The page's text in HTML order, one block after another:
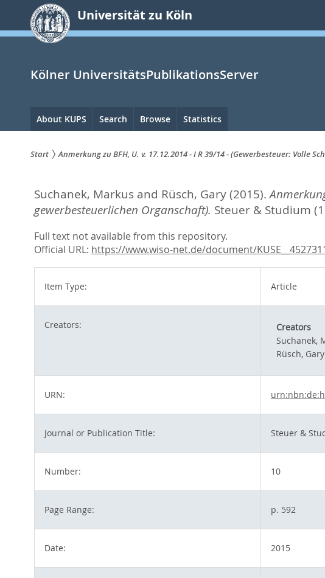
springen
Universität zu Köln
Kölner UniversitätsPublikationsServer
Hauptnavigation
About KUPS Search Browse Statistics
sind
hier:
Start Anmerkung zu BFH, U. v. 17.12.2014 - I R 39/14 - (Gewerbesteuer:
Suchanek, Markusand Rüsch, Gary (2015).
gewerbesteuerlichen Organschaft). Steuer & Studium
Full text not available from this repository.
Official URL: https://www.wiso-net.de/document/
Item Type: Article
Creators: Creators
Suchanek,
Rüsch, Gary
URN:
Journal or Publication Title: Steuer &
Number: 10
Page Range: p. 592
Date: 2015